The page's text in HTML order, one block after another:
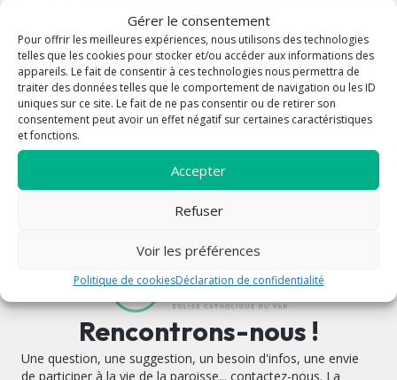
Gérer le consentement
Pour offrir les meilleures expériences, nous utilisons des technologies
telles que les cookies pour stocker et/ou accéder aux informations des
appareils. Le fait de consentir à ces technologies nous permettra de
traiter des données telles que le comportement de navigation ou les ID
uniques sur ce site. Le fait de ne pas consentir ou de retirer son
consentement peut avoir un effet négatif sur certaines caractéristiques
et fonctions.
Accepter
Refuser
Voir les préférences
Politique de cookiesDéclaration de confidentialité
Office des Laudes
Rencontrons-nous !
Une question, une suggestion, un besoin d'infos, une envie
de participer à la vie de la paroisse... contactez-nous. La